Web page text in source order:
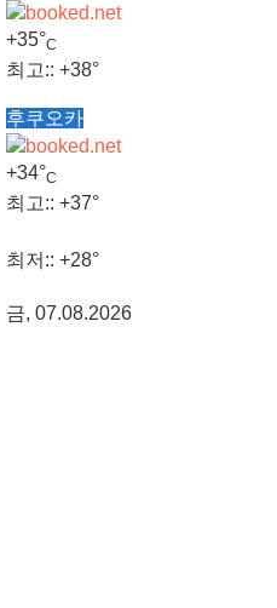
+35°C
최고:: +38°
최저::+29°
금, 07.08.2026
후쿠오카
+34°C
최고:: +37°
최저:: +28°
금, 07.08.2026